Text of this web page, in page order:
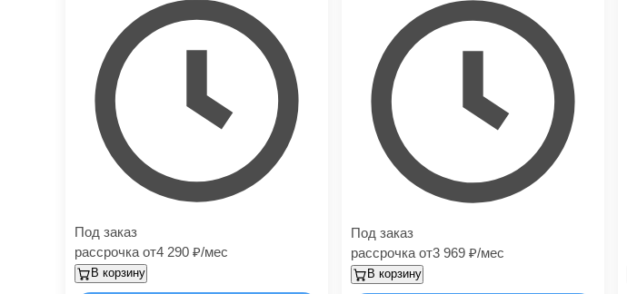
Под заказ
рассрочка от4 290 /мес
В корзину
Под заказ
рассрочка от3 969 /мес
В корзину